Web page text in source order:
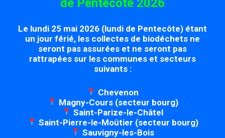
de Pentecôte 2026
Le lundi 25 mai 2026 (lundi de Pentecôte) étant
un jour férié, les collectes de biodéchets ne
seront pas assurées et ne seront pas
rattrapées sur les communes et secteurs
suivants :
Chevenon
Magny-Cours (secteur bourg)
Saint-Parize-le-Châtel
Saint-Pierre-le-Moûtier (secteur bourg)
Sauvigny-les-Bois